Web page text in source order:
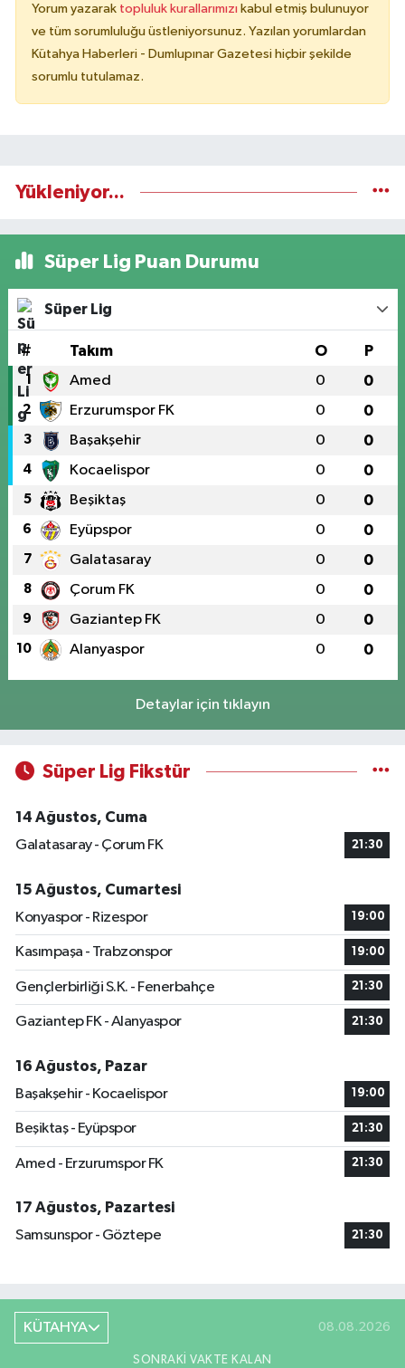
Yorum yazarak topluluk kurallarımızı kabul etmiş bulunuyor
ve tüm sorumluluğu üstleniyorsunuz. Yazılan yorumlardan
Kütahya Haberleri - Dumlupınar Gazetesi hiçbir şekilde
sorumlu tutulamaz.
Yükleniyor...
Süper Lig Puan Durumu
Süper Lig
# Takım O P
1 Amed 0 0
2 Erzurumspor FK 0 0
3 Başakşehir 0 0
4 Kocaelispor 0 0
5 Beşiktaş 0 0
6 Eyüpspor 0 0
7 Galatasaray 0 0
8 Çorum FK 0 0
9 Gaziantep FK 0 0
10 Alanyaspor 0 0
Detaylar için tıklayın
Süper Lig Fikstür
14 Ağustos, Cuma
Galatasaray - Çorum FK
21:30
15 Ağustos, Cumartesi
Konyaspor - Rizespor
19:00
Kasımpaşa - Trabzonspor 19:00
Gençlerbirliği S.K. - Fenerbahçe 21:30
Gaziantep FK - Alanyaspor 21:30
16 Ağustos, Pazar
Başakşehir - Kocaelispor
19:00
Beşiktaş - Eyüpspor 21:30
Amed - Erzurumspor FK 21:30
17 Ağustos, Pazartesi
Samsunspor - Göztepe
21:30
KÜTAHYA 08.08.2026
SONRAKI VAKTE KALAN